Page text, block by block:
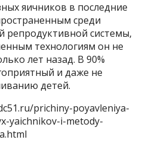
яичников в последние
среди
репродуктивной системы,
технологиям он не
лет назад. В 90%
и даже не
детей.
prichiny-poyavleniya-
yaichnikov-i-metody-